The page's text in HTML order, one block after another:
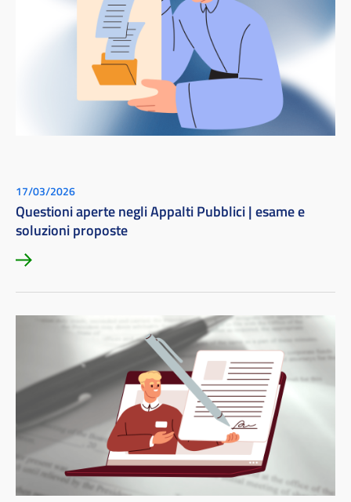
17/03/2026
Questioni aperte negli Appalti Pubblici | esame e
soluzioni proposte